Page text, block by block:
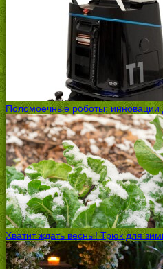
Поломоечные роботы: инновации
Хватит ждать весны! Трюк для